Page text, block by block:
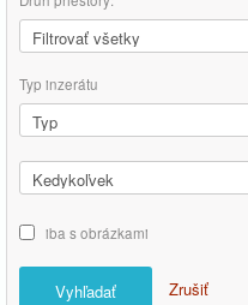
Typ inzerátu
iba s obrázkami
Vyhľadať Zrušiť